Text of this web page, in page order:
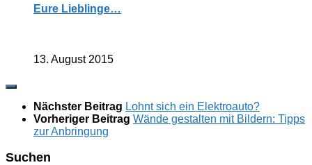
Eure Lieblinge…
13. August 2015
Nächster Beitrag Lohnt sich ein Elektroauto?
Vorheriger Beitrag Wände gestalten mit Bildern: Tipps
zur Anbringung
Suchen